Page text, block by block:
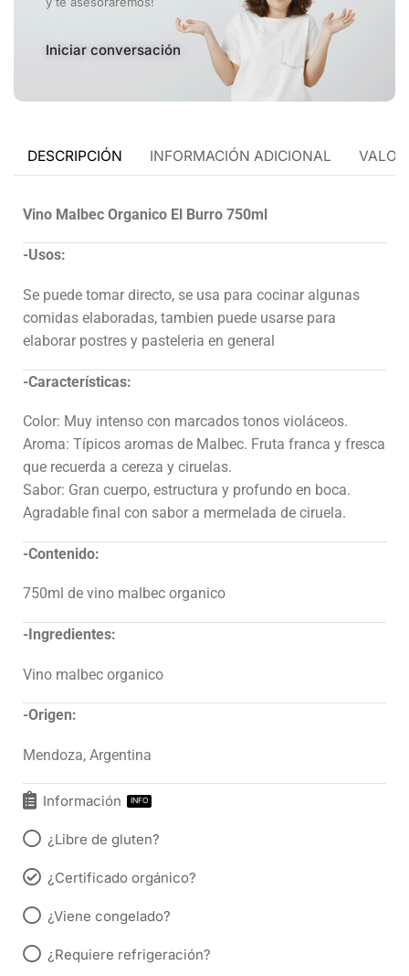
Iniciar conversación
DESCRIPCIÓN INFORMACIÓN ADICIONAL
Vino Malbec Organico El Burro 750ml
-Usos:
Se puede tomar directo, se usa para cocinar algunas
comidas elaboradas, tambien puede usarse para
elaborar postres y pasteleria en general
-Características:
Color: Muy intenso con marcados tonos violáceos.
Aroma: Típicos aromas de Malbec. Fruta franca y fresca
que recuerda a cereza y ciruelas.
Sabor: Gran cuerpo, estructura y profundo en boca.
Agradable final con sabor a mermelada de ciruela.
-Contenido:
750ml de vino malbec organico
-Ingredientes:
Vino malbec organico
-Origen:
Mendoza, Argentina
Información INFO
¿Libre de gluten?
¿Certificado orgánico?
¿Viene congelado?
¿Requiere refrigeración?